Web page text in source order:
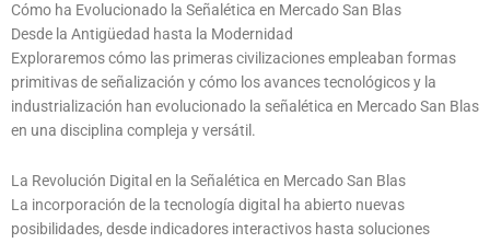
Cómo ha Evolucionado la Señalética en Mercado San Blas
Desde la Antigüedad hasta la Modernidad
Exploraremos cómo las primeras civilizaciones empleaban formas
primitivas de señalización y cómo los avances tecnológicos y la
industrialización han evolucionado la señalética en Mercado San Blas
en una disciplina compleja y versátil.
La Revolución Digital en la Señalética en Mercado San Blas
La incorporación de la tecnología digital ha abierto nuevas
posibilidades, desde indicadores interactivos hasta soluciones